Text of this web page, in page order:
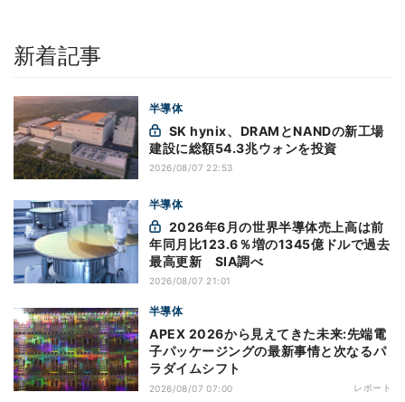
新着記事
半導体
建設に総額54.3兆ウォンを投資
2026/08/07 22:53
半導体
年同月比123.6％増の1345億ドルで過去
最高更新 SIA調べ
2026/08/07 21:01
半導体
APEX 2026から見えてきた未来:先端電
子パッケージングの最新事情と次なるパ
ラダイムシフト
2026/08/07 07:00 レポート